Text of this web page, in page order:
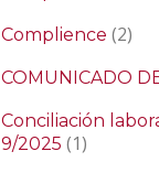
Complience (2)
COMUNICADO
Conciliación
9/2025 (1)